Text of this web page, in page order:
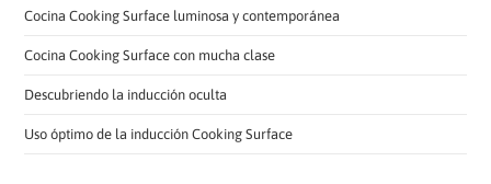
Cocina Cooking Surface luminosa y contemporánea
Cocina Cooking Surface con mucha clase
Descubriendo la inducción oculta
Uso óptimo de la inducción Cooking Surface